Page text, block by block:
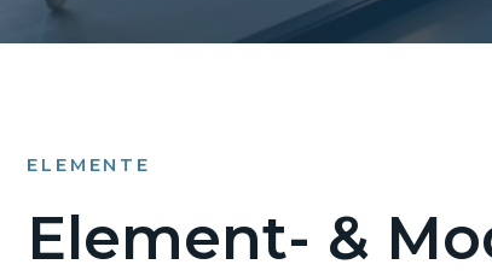
ELEMENTE
Element- &